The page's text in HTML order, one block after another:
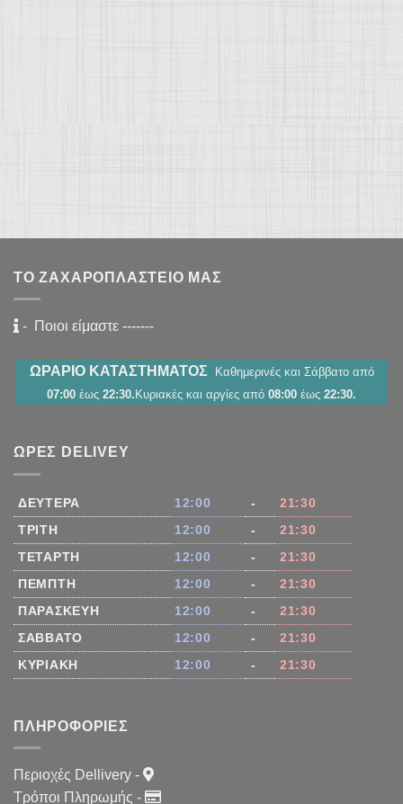
ΤΟ ΖΑΧΑΡΟΠΛΑΣΤΕΊΟ ΜΑΣ
- Ποιοι είμαστε -------
ΩΡΑΡΙΟ ΚΑΤΑΣΤΗΜΑΤΟΣ
Καθημερινές και Σάββατο από
07:00 έως 22:30. Κυριακές και αργίες από 08:00 έως 22:30.
ΏΡΕΣ DELIVEY
ΔΕΥΤΈΡΑ 12:00 -
21:30
ΤΡΊΤΗ
12:00 -
21:30
ΤΕΤΆΡΤΗ
12:00 -
21:30
ΠΈΜΠΤΗ
12:00 -
21:30
ΠΑΡΑΣΚΕΥΉ
12:00 -
21:30
ΣΆΒΒΑΤΟ
12:00 -
21:30
ΚΥΡΙΑΚΉ
12:00 - 21:30
ΠΛΗΡΟΦΟΡΊΕΣ
Περιοχές Dellivery -
Τρόποι Πληρωμής -